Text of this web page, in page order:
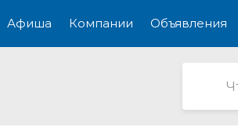
Афиша Компании Объявления